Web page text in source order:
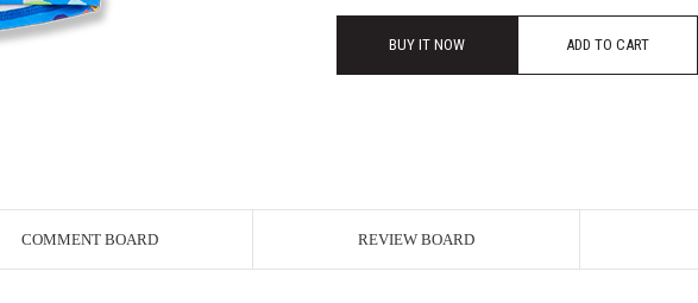
BUY IT NOW ADD TO CART
COMMENT BOARD REVIEW BOARD